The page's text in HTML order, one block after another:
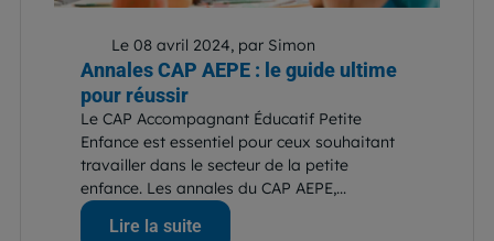
Le 08 avril 2024, par Simon
Annales CAP AEPE : le guide ultime
pour réussir
Le CAP Accompagnant Éducatif Petite
Enfance est essentiel pour ceux souhaitant
travailler dans le secteur de la petite
enfance. Les annales du CAP AEPE,...
Lire la suite